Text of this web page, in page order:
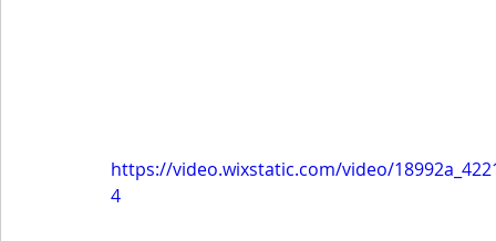
https://video.wixstatic.com/video/
4